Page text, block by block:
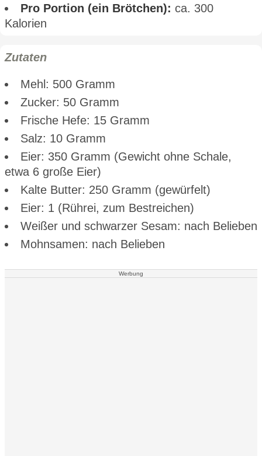
Pro Portion (ein Brötchen): ca. 300
Kalorien
Zutaten
Mehl: 500 Gramm
Zucker: 50 Gramm
Frische Hefe: 15 Gramm
Salz: 10 Gramm
Eier: 350 Gramm (Gewicht ohne Schale,
etwa 6 große Eier)
Kalte Butter: 250 Gramm (gewürfelt)
Eier: 1 (Rührei, zum Bestreichen)
Weißer und schwarzer Sesam: nach Belieben
Mohnsamen: nach Belieben
Werbung